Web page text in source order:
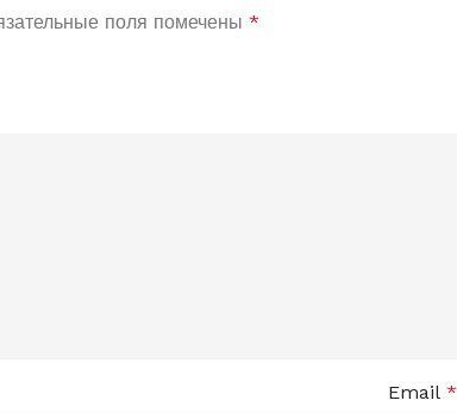
поля помечены *
Email *